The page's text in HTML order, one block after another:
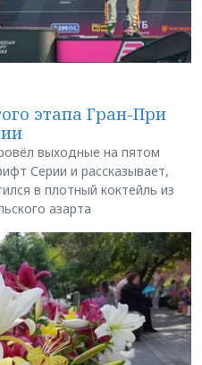
этапа Гран-При
выходные на пятом
Серии и рассказывает,
в плотный коктейль из
азарта